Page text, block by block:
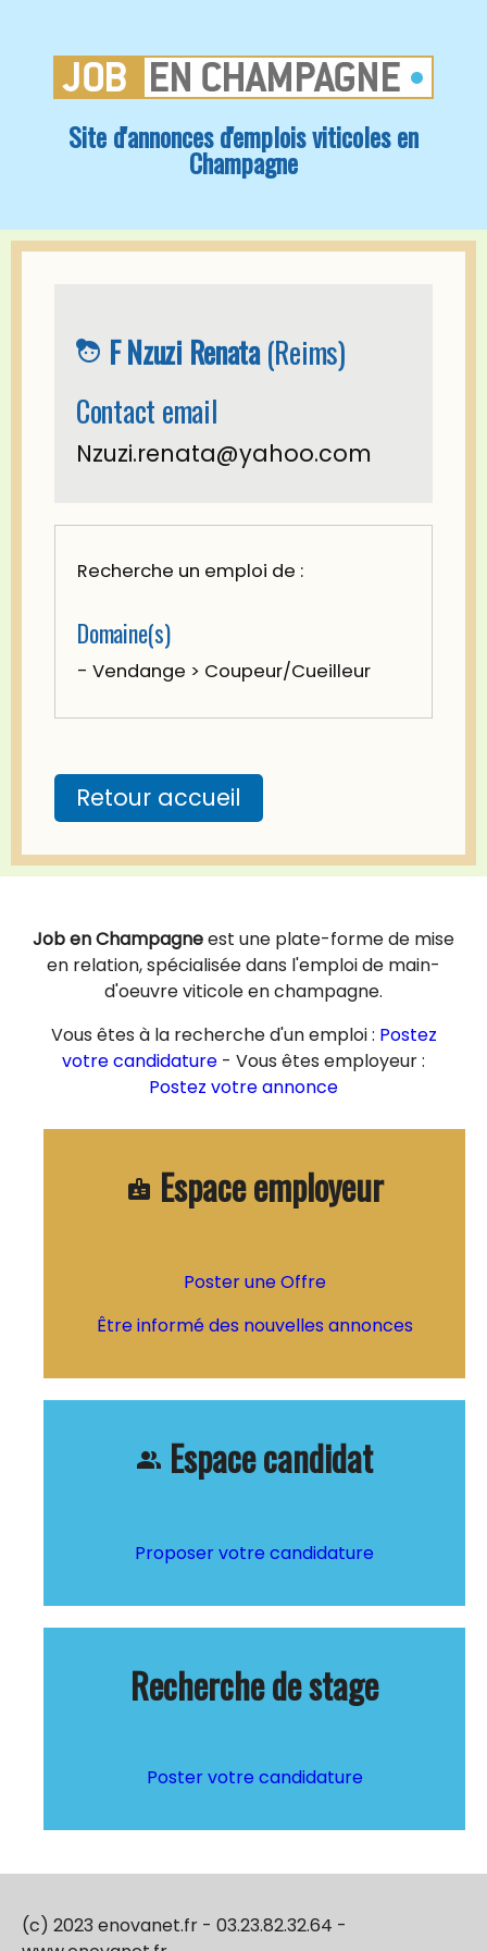
Site d'annonces d'emplois viticoles en
Champagne
face_4 F Nzuzi Renata(Reims)
Contact email
Nzuzi.renata@yahoo.com
Recherche un emploi de :
Domaine(s)
- Vendange > Coupeur/Cueilleur
Retour accueil
Job en Champagneest une plate-forme de mise
en relation, spécialisée dans l'emploi de main-
d'oeuvre viticole en champagne.
Vous êtes à la recherche d'un emploi : Postez
votre candidature - Vous êtes employeur :
Postez votre annonce
badge Espace employeur
Poster une Offre
Être informé des nouvelles annonces
people_alt Espace candidat
Proposer votre candidature
Recherche de stage
Poster votre candidature
(c) 2023 enovanet.fr - 03.23.82.32.64 -